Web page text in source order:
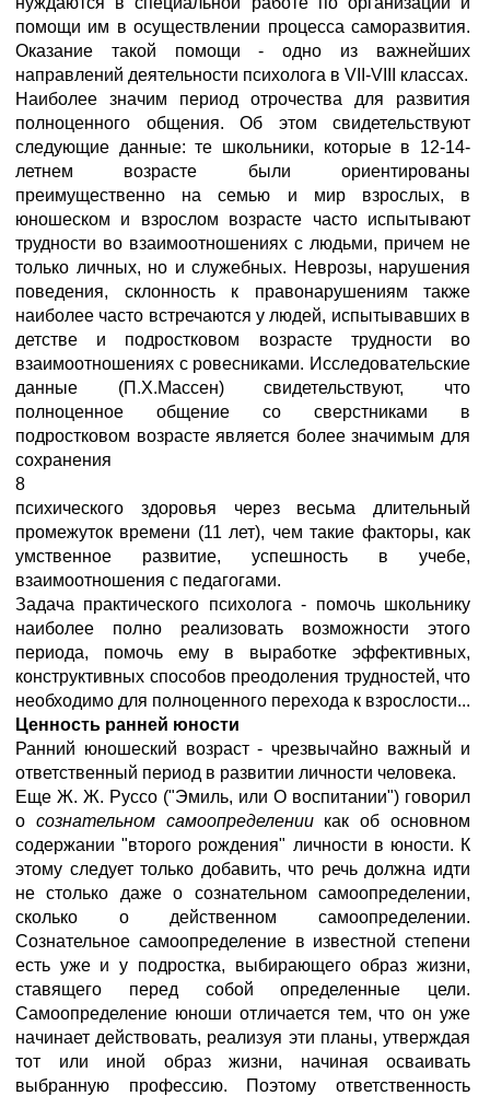
помощи им в осуществлении процесса саморазвития.
Оказание такой помощи - одно из важнейших
направлений деятельности психолога в VII-VIII классах.
Наиболее значим период отрочества для развития
полноценного общения. Об этом свидетельствуют
следующие данные: те школьники, которые в 12-14-
летнем возрасте были ориентированы
преимущественно на семью и мир взрослых, в
юношеском и взрослом возрасте часто испытывают
трудности во взаимоотношениях с людьми, причем не
только личных, но и служебных. Неврозы, нарушения
поведения, склонность к правонарушениям также
наиболее часто встречаются у людей, испытывавших в
детстве и подростковом возрасте трудности во
взаимоотношениях с ровесниками. Исследовательские
данные (П.Х.Массен) свидетельствуют, что
полноценное общение со сверстниками в
подростковом возрасте является более значимым для
сохранения
8
психического здоровья через весьма длительный
промежуток времени (11 лет), чем такие факторы, как
умственное развитие, успешность в учебе,
взаимоотношения с педагогами.
Задача практического психолога - помочь школьнику
наиболее полно реализовать возможности этого
периода, помочь ему в выработке эффективных,
конструктивных способов преодоления трудностей, что
необходимо для полноценного перехода к взрослости...
Ценность ранней юности
Ранний юношеский возраст - чрезвычайно важный и
ответственный период в развитии личности человека.
Еще Ж. Ж. Руссо ("Эмиль, или О воспитании") говорил
о сознательном самоопределениикак об основном
содержании "второго рождения" личности в юности. К
этому следует только добавить, что речь должна идти
не столько даже о сознательном самоопределении,
сколько о действенном самоопределении.
Сознательное самоопределение в известной степени
есть уже и у подростка, выбирающего образ жизни,
ставящего перед собой определенные цели.
Самоопределение юноши отличается тем, что он уже
начинает действовать, реализуя эти планы, утверждая
тот или иной образ жизни, начиная осваивать
выбранную профессию. Поэтому ответственность